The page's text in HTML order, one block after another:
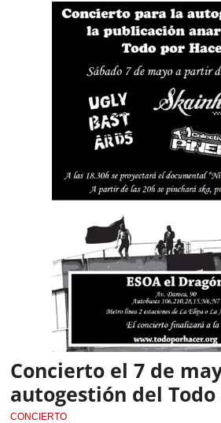
Concierto el 7 de
autogestión del Todo
CONCIERTO